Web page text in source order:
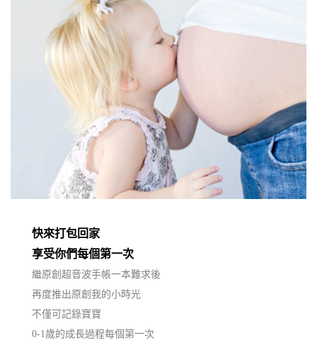
快來打包回家
享受你們每個第一次
繼原創超音波手帳一本難求後
再度推出原創我的小時光
不僅可記錄寶寶
0-1歲的成長過程每個第一次